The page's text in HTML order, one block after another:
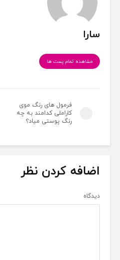
سارا
مشاهده تمام پست ها
فرمول های رنگ موی
کاراملی کدامند به چه
رنگ پوستی میاد؟
اضافه کردن نظر
دیدگاه